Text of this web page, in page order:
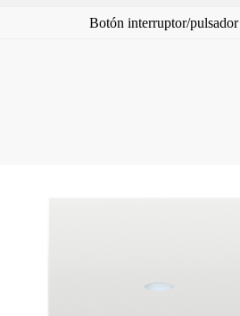
Botón interruptor/pulsador